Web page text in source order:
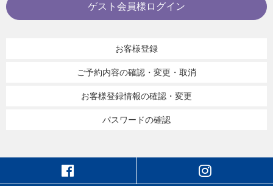
ゲスト会員様ログイン
お客様登録
ご予約内容の確認・変更・取消
お客様登録情報の確認・変更
パスワードの確認